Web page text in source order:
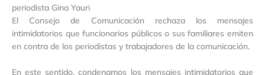
periodista Gina Yauri
El Consejo de Comunicación rechaza los mensajes
intimidatorios que funcionarios públicos o sus familiares emiten
en contra de los periodistas y trabajadores de la comunicación.
En este sentido, condenamos los mensajes intimidatorios que